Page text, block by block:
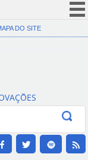
(COVID-19)
Canais
DO SITE